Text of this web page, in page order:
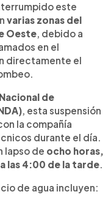
ANDA
potable en
Sonsonate
en el
será de 8:00
San José,
una vez
a los
consultas,
el WhatsApp
de los
este
varias zonas del
Oeste, debido a
en el
directamente el
de
, esta suspensión
la compañía
durante el día.
lapso de ocho horas,
las 4:00 de la tarde.
de agua incluyen: